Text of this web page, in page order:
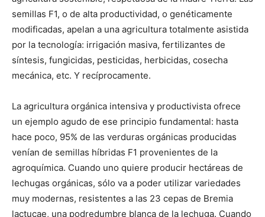
semillas F1, o de alta productividad, o genéticamente
modificadas, apelan a una agricultura totalmente asistida
por la tecnología: irrigación masiva, fertilizantes de
síntesis, fungicidas, pesticidas, herbicidas, cosecha
mecánica, etc. Y recíprocamente.
La agricultura orgánica intensiva y productivista ofrece
un ejemplo agudo de ese principio fundamental: hasta
hace poco, 95% de las verduras orgánicas producidas
venían de semillas híbridas F1 provenientes de la
agroquímica. Cuando uno quiere producir hectáreas de
lechugas orgánicas, sólo va a poder utilizar variedades
muy modernas, resistentes a las 23 cepas de Bremia
lactucae, una podredumbre blanca de la lechuga. Cuando